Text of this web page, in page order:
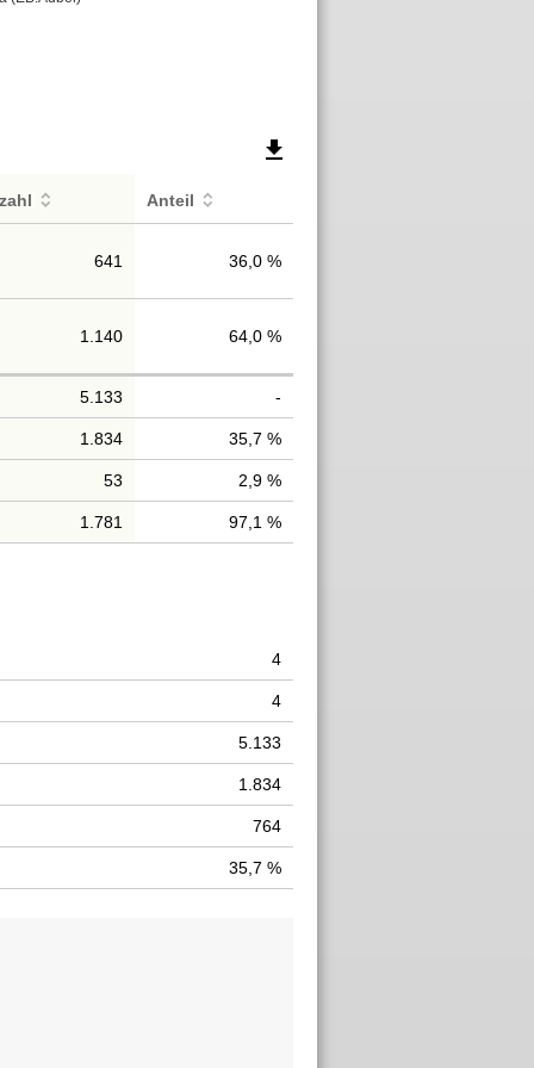
file_download
Anteil
641 36,0 %
1.140 64,0 %
5.133 -
1.834 35,7 %
53 2,9 %
1.781 97,1 %
4
4
5.133
1.834
764
35,7 %